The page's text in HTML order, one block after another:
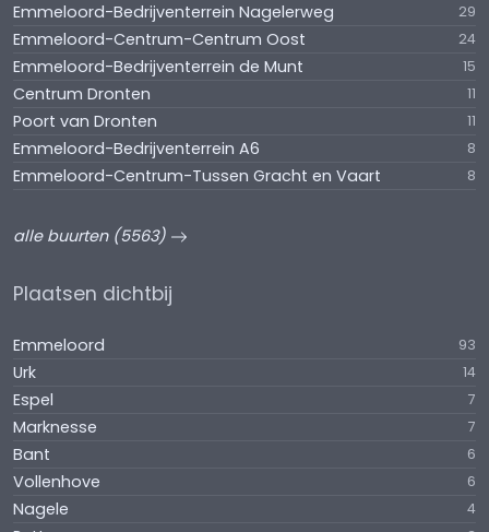
Emmeloord-Bedrijventerrein Nagelerweg 29
Emmeloord-Centrum-Centrum Oost 24
Emmeloord-Bedrijventerrein de Munt 15
Centrum Dronten 11
Poort van Dronten 11
Emmeloord-Bedrijventerrein A6 8
Emmeloord-Centrum-Tussen Gracht en Vaart 8
alle buurten (5563)
Plaatsen dichtbij
Emmeloord 93
Urk 14
Espel 7
Marknesse 7
Bant 6
Vollenhove 6
Nagele 4